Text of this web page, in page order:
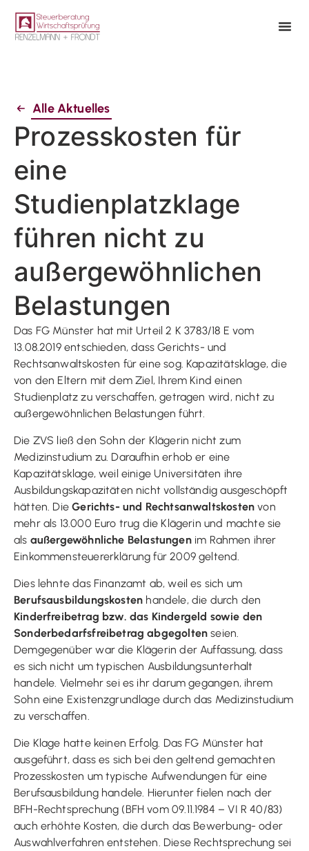
Alle Aktuelles
Prozesskosten für
eine
Studienplatzklage
führen nicht zu
außergewöhnlichen
Belastungen
Das FG Münster hat mit Urteil 2 K 3783/18 E vom
13.08.2019 entschieden, dass Gerichts- und
Rechtsanwaltskosten für eine sog. Kapazitätsklage, die
von den Eltern mit dem Ziel, Ihrem Kind einen
Studienplatz zu verschaffen, getragen wird, nicht zu
außergewöhnlichen Belastungen führt.
Die ZVS ließ den Sohn der Klägerin nicht zum
Medizinstudium zu. Daraufhin erhob er eine
Kapazitätsklage, weil einige Universitäten ihre
Ausbildungskapazitäten nicht vollständig ausgeschöpft
hätten. DieGerichts- und Rechtsanwaltskosten von
mehr als 13.000 Euro trug die Klägerin und machte sie
als außergewöhnliche Belastungenim Rahmen ihrer
Einkommensteuererklärung für 2009 geltend.
Dies lehnte das Finanzamt ab, weil es sich um
Berufsausbildungskosten handele, die durch den
Kinderfreibetrag bzw. das Kindergeld sowie den
Sonderbedarfsfreibetrag abgegolten seien.
Demgegenüber war die Klägerin der Auffassung, dass
es sich nicht um typischen Ausbildungsunterhalt
handele. Vielmehr sei es ihr darum gegangen, ihrem
Sohn eine Existenzgrundlage durch das Medizinstudium
zu verschaffen.
Die Klage hatte keinen Erfolg. Das FG Münster hat
ausgeführt, dass es sich bei den geltend gemachten
Prozesskosten um typische Aufwendungen für eine
Berufsausbildung handele. Hierunter fielen nach der
BFH-Rechtsprechung (BFH vom 09.11.1984 – VI R 40/83)
auch erhöhte Kosten, die durch das Bewerbung- oder
Auswahlverfahren entstehen. Diese Rechtsprechung sei